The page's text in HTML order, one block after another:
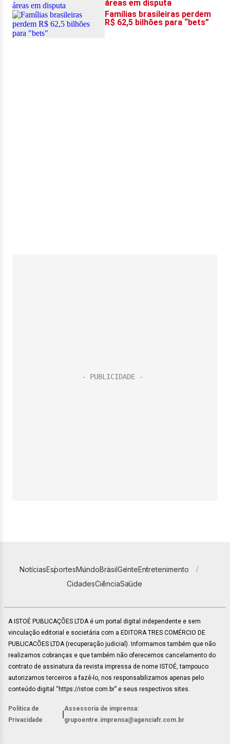
NotíciasEsportesMundoBrasilGenteEntretenimento
CidadesCiênciaSaúde
A ISTOÉ PUBLICAÇÕES LTDA é um portal digital independente e sem
vinculação editorial e societária com a EDITORA TRES COMÉRCIO DE
PUBLICACÕES LTDA (recuperação judicial). Informamos também que não
realizamos cobranças e que também não oferecemos cancelamento do
contrato de assinatura da revista impressa de nome ISTOÉ, tampouco
autorizamos terceiros a fazê-lo, nos responsabilizamos apenas pelo
conteúdo digital “https://istoe.com.br” e seus respectivos sites.
Política de
Privacidade
Assessoria de imprensa:
grupoentre.imprensa@agenciafr.com.br